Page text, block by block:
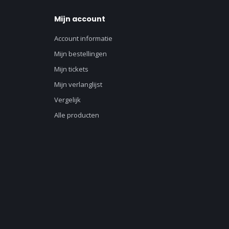
Mijn account
Account informatie
Mijn bestellingen
Mijn tickets
Mijn verlanglijst
Vergelijk
Alle producten